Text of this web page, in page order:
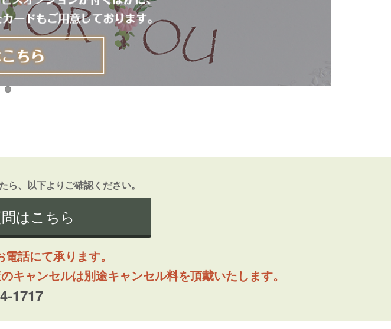
、以下よりご確認ください。
はこちら
話にて承ります。
ャンセルは別途キャンセル料を頂戴いたします。
1717